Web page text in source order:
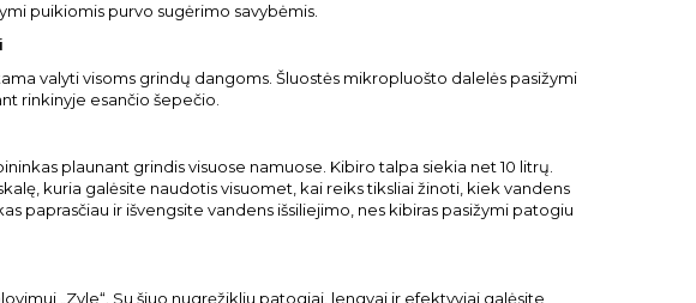
puikiomis purvo sugėrimo savybėmis.
valyti visoms grindų dangoms. Šluostės mikropluošto dalelės pasižymi
rinkinyje esančio šepečio.
plaunant grindis visuose namuose. Kibiro talpa siekia net 10 litrų.
kuria galėsite naudotis visuomet, kai reiks tiksliai žinoti, kiek vandens
paprasčiau ir išvengsite vandens išsiliejimo, nes kibiras pasižymi patogiu
„Zyle“. Su šiuo nugręžikliu patogiai, lengvai ir efektyviai galėsite